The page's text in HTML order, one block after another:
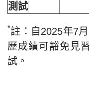
測試
*註：自2025年7
歷成績可豁免見
試。